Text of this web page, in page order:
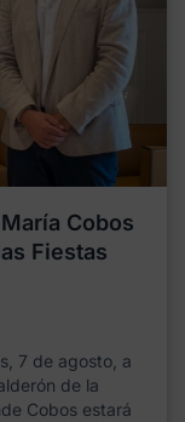
Cobos
Fiestas
7 de agosto, a
de la
Cobos estará